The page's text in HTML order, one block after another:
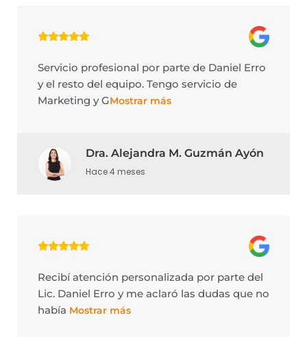
Servicio profesional por parte de Daniel Erro
y el resto del equipo. Tengo servicio de
Marketing y GMostrar más
Dra. Alejandra M. Guzmán Ayón
Hace 4 meses
Recibí atención personalizada por parte del
Lic. Daniel Erro y me aclaró las dudas que no
había Mostrar más